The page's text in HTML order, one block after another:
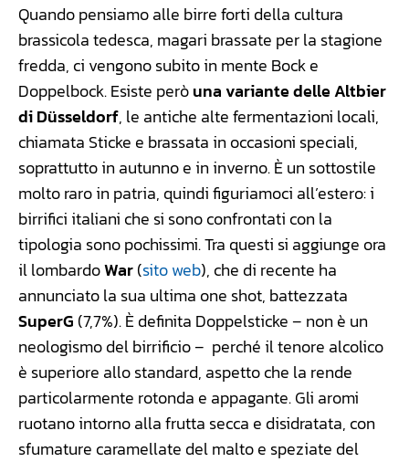
Quando pensiamo alle birre forti della cultura
brassicola tedesca, magari brassate per la stagione
fredda, ci vengono subito in mente Bock e
Doppelbock. Esiste peròuna variante delle Altbier
di Düsseldorf, le antiche alte fermentazioni locali,
chiamata Sticke e brassata in occasioni speciali,
soprattutto in autunno e in inverno. È un sottostile
molto raro in patria, quindi figuriamoci all’estero: i
birrifici italiani che si sono confrontati con la
tipologia sono pochissimi. Tra questi si aggiunge ora
il lombardoWar(sito web), che di recente ha
annunciato la sua ultima one shot, battezzata
SuperG (7,7%). È definita Doppelsticke – non è un
neologismo del birrificio – perché il tenore alcolico
è superiore allo standard, aspetto che la rende
particolarmente rotonda e appagante. Gli aromi
ruotano intorno alla frutta secca e disidratata, con
sfumature caramellate del malto e speziate del